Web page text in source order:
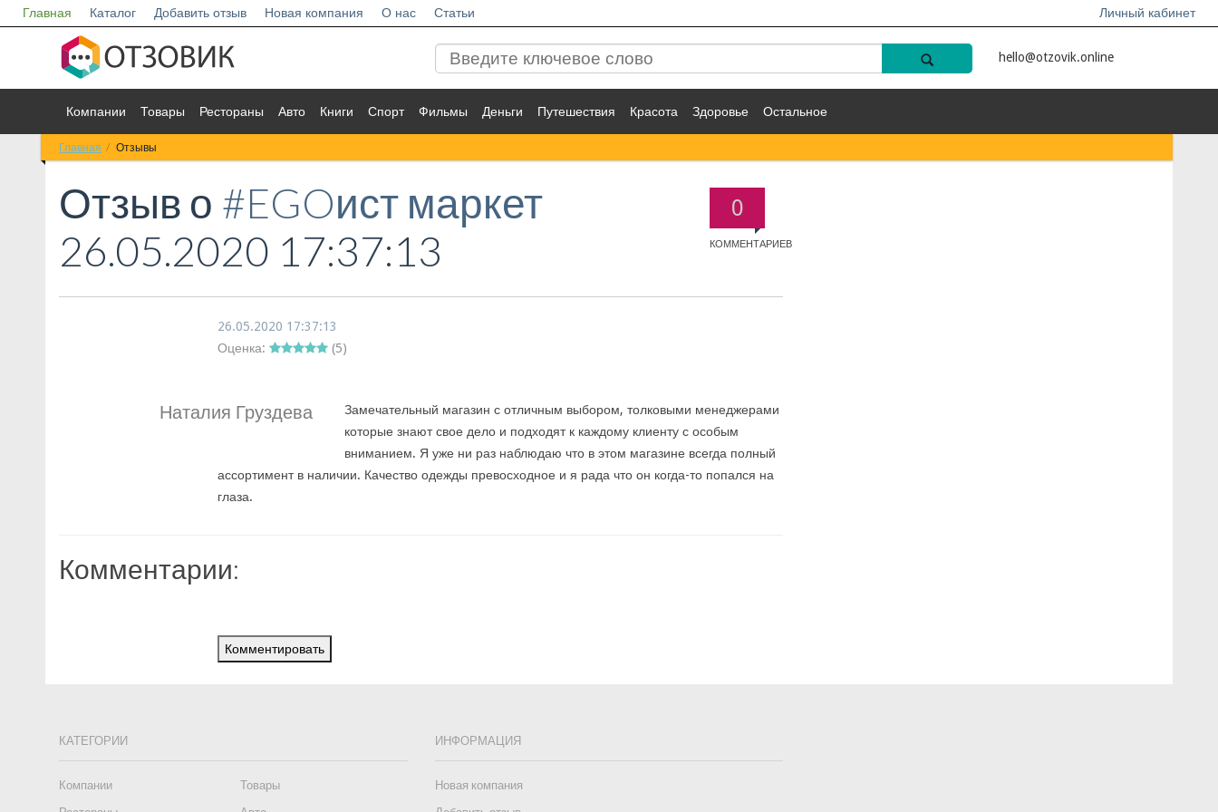
Главная Каталог Добавить отзыв Новая компания О нас Статьи Личный кабинет
hello@otzovik.online
Компании Товары Рестораны Авто Книги Спорт Фильмы Деньги Путешествия Красота Здоровье Остальное
Главная Отзывы
0
КОММЕНТАРИЕВ
Отзыв о #EGOист маркет
26.05.2020 17:37:13
26.05.2020 17:37:13
Оценка:
(5)
Наталия Груздева
Замечательный магазин с отличным выбором, толковыми менеджерами
которые знают свое дело и подходят к каждому клиенту с особым
вниманием. Я уже ни раз наблюдаю что в этом магазине всегда полный
ассортимент в наличии. Качество одежды превосходное и я рада что он когда-то попался на
глаза.
Комментарии:
Комментировать
КАТЕГОРИИ
Компании
Товары
ИНФОРМАЦИЯ
Новая компания